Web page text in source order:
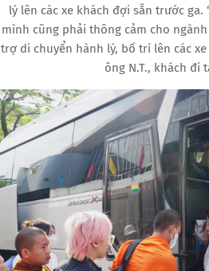
lý lên các xe khách đợi sẵn trước
mình cũng phải thông cảm cho
trợ di chuyển hành lý, bố trí lên các
ông N.T., khách đi